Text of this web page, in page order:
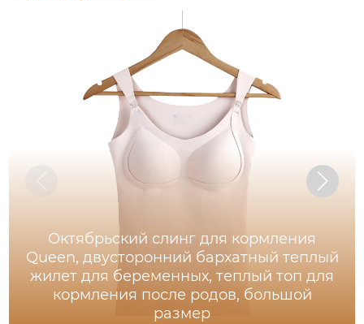
Октябрьский слинг для кормления
Queen, двусторонний бархатный теплый
жилет для беременных, теплый топ для
кормления после родов, большой
размер